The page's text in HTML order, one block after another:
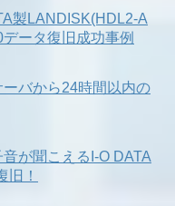
製LANDISK(HDL2-A
ータ復旧成功事例
バから24時間以内の
が聞こえるI-O DATA
旧！